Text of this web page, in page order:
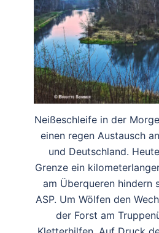
Neißeschleife in der
einen regen Austausch
und Deutschland.
Grenze ein
am Überqueren hindern
ASP. Um Wölfen den
der Forst am